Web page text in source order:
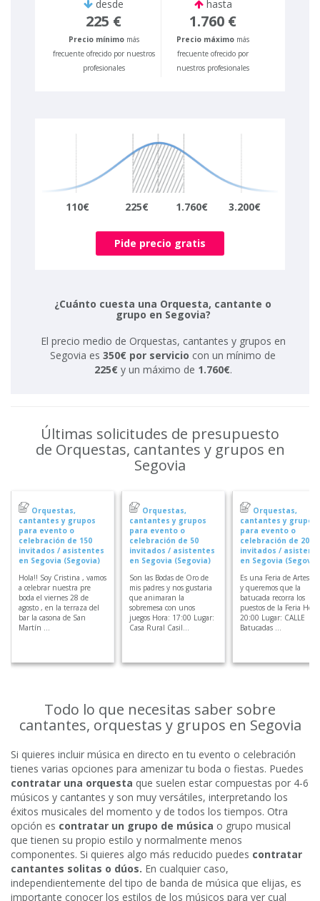
desde
225 €
Precio mínimomás
frecuente ofrecido por nuestros
profesionales
hasta
1.760 €
Precio máximo más
frecuente ofrecido por
nuestros profesionales
110€ 225€ 1.760€ 3.200€
Pide precio gratis
¿Cuánto cuesta una Orquesta, cantante o
grupo en Segovia?
El precio medio de Orquestas, cantantes y grupos en
Segovia es350€ por servicio con un mínimo de
225€y un máximo de 1.760€.
Últimas solicitudes de presupuesto
de Orquestas, cantantes y grupos en
Segovia
Orquestas,
cantantes y grupos
para evento o
celebración de 150
invitados / asistentes
en Segovia (Segovia)
Hola!! Soy Cristina , vamos
a celebrar nuestra pre
boda el viernes 28 de
agosto , en la terraza del
bar la casona de San
Martín ...
Orquestas,
cantantes y grupos
para evento o
celebración de 50
invitados / asistentes
en Segovia (Segovia)
Son las Bodas de Oro de
mis padres y nos gustaria
que animaran la
sobremesa con unos
juegos Hora: 17:00 Lugar:
Casa Rural Casil...
Orquestas,
cantantes y grupos
para evento o
celebración de 200
invitados /
en Segovia
Es una Feria de
y queremos que la
batucada recorra los
puestos de la Feria Hora:
20:00 Lugar: CALLE
Batucadas ...
Todo lo que necesitas saber sobre
cantantes, orquestas y grupos en Segovia
Si quieres incluir música en directo en tu evento o celebración
tienes varias opciones para amenizar tu boda o fiestas. Puedes
contratar una orquesta que suelen estar compuestas por 4-6
músicos y cantantes y son muy versátiles, interpretando los
éxitos musicales del momento y de todos los tiempos. Otra
opción es contratar un grupo de música o grupo musical
que tienen su propio estilo y normalmente menos
componentes. Si quieres algo más reducido puedes contratar
cantantes solitas o dúos. En cualquier caso,
independientemente del tipo de banda de música que elijas, es
importante conocer los estilos de los músicos para ver cual